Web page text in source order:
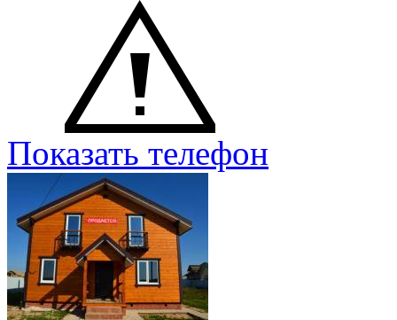
Показать телефон